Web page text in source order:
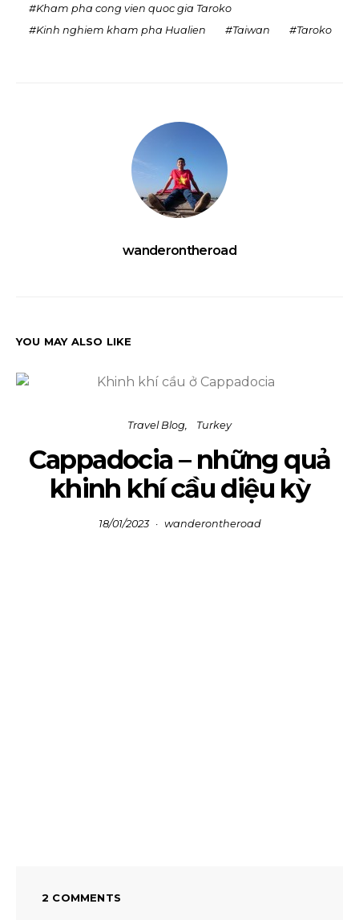
Kham pha cong vien quoc gia Taroko
Kinh nghiem kham pha Hualien
Taiwan Taroko
wanderontheroad
YOU MAY ALSO LIKE
Travel Blog Turkey
Cappadocia – những quả
khinh khí cầu diệu kỳ
18/01/2023 wanderontheroad
2 COMMENTS